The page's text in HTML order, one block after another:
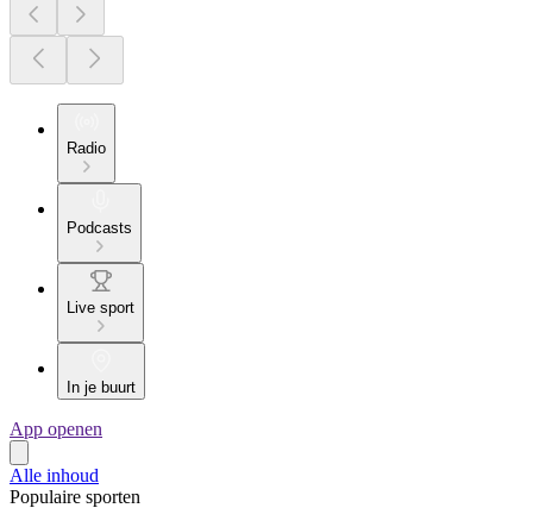
Radio
Podcasts
Live sport
In je buurt
App openen
Alle inhoud
Populaire sporten